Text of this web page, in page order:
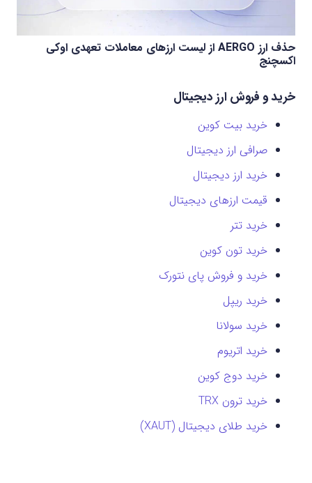
حذف ارز AERGO از لیست ارزهای معاملات تعهدی اوکی
اکسچنج
خرید و فروش ارز دیجیتال
خرید بیت کوین
صرافی ارز دیجیتال
خرید ارز دیجیتال
قیمت ارزهای دیجیتال
خرید تتر
خرید تون کوین
خرید و فروش پای نتورک
خرید ریپل
خرید سولانا
خرید اتریوم
خرید دوج کوین
خرید ترون TRX
خرید طلای دیجیتال (XAUT)